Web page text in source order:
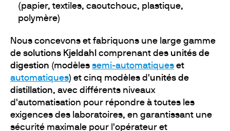
(papier, textiles, caoutchouc, plastique,
polymère)
Nous concevons et fabriquons une large gamme
de solutions Kjeldahl comprenant des unités de
digestion (modèles semi-automatiques et
automatiques) et cinq modèles d'unités de
distillation, avec différents niveaux
d'automatisation pour répondre à toutes les
exigences des laboratoires, en garantissant une
sécurité maximale pour l'opérateur et